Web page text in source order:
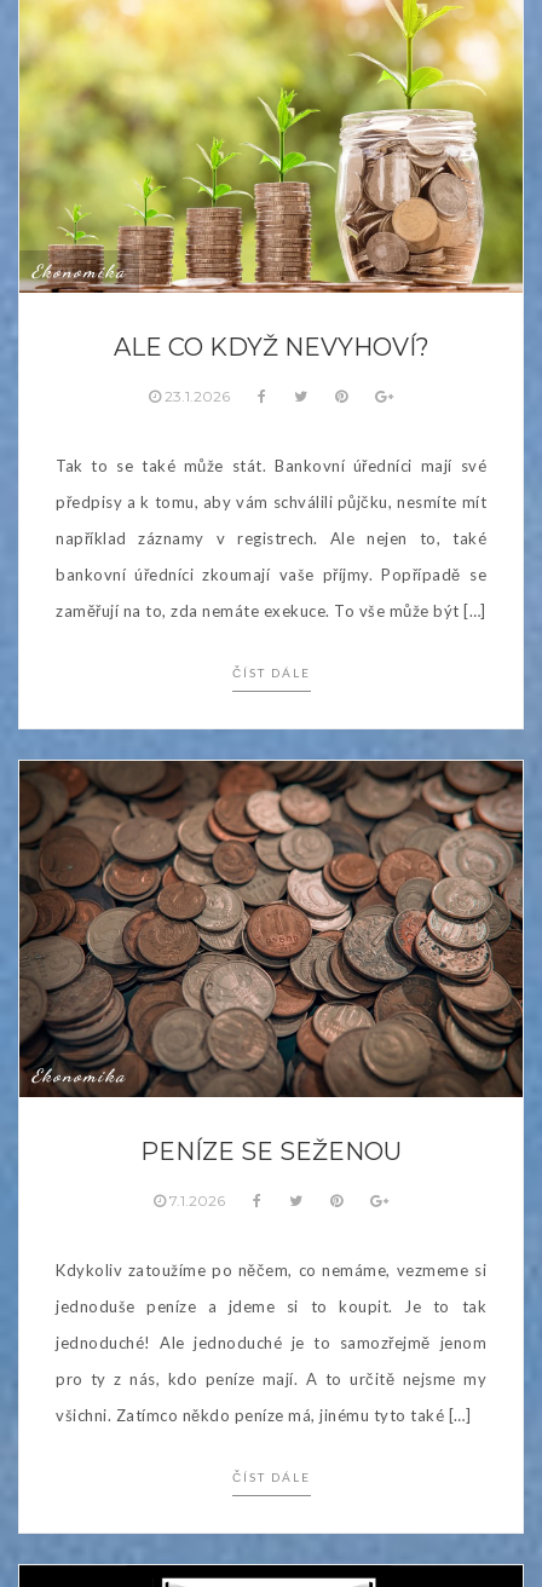
Ekonomika
ALE CO KDYŽ NEVYHOVÍ?
23.1.2026
Tak to se také může stát. Bankovní úředníci mají své
předpisy a k tomu, aby vám schválili půjčku, nesmíte mít
například záznamy v registrech. Ale nejen to, také
bankovní úředníci zkoumají vaše příjmy. Popřípadě se
zaměřují na to, zda nemáte exekuce. To vše může být […]
ČÍST DÁLE
Ekonomika
PENÍZE SE SEŽENOU
7.1.2026
Kdykoliv zatoužíme po něčem, co nemáme, vezmeme si
jednoduše peníze a jdeme si to koupit. Je to tak
jednoduché! Ale jednoduché je to samozřejmě jenom
pro ty z nás, kdo peníze mají. A to určitě nejsme my
všichni. Zatímco někdo peníze má, jinému tyto také […]
ČÍST DÁLE